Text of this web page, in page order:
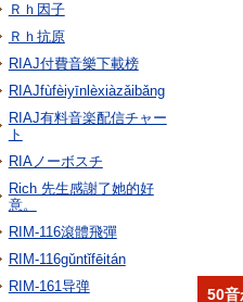
Ｒｈ因子
Ｒｈ抗原
RIAJ付費音樂下載榜
RIAJfùfèiyīnlèxiàzǎibǎng
RIAJ有料音楽配信チャー
ト
RIAノーボスチ
Rich 先生感謝了她的好
意。
RIM-116滾體飛彈
RIM-116gǔntǐfēitán
RIM-161导弹
50音